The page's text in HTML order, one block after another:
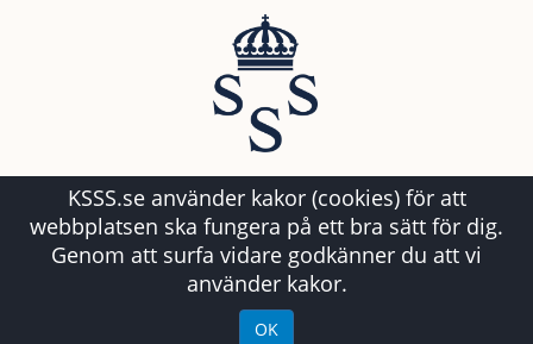
KSSS.se använder kakor (cookies) för att
webbplatsen ska fungera på ett bra sätt för dig.
Genom att surfa vidare godkänner du att vi
använder kakor.